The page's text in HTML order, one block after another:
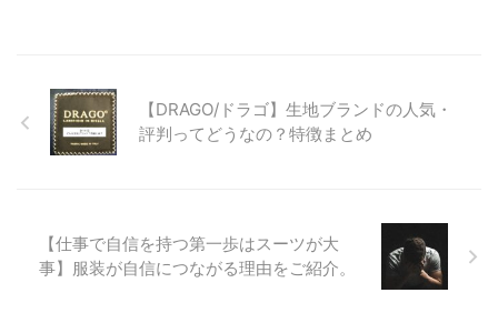
【DRAGO/ドラゴ】生地ブランドの人気・
評判ってどうなの？特徴まとめ
【仕事で自信を持つ第一歩はスーツが大
事】服装が自信につながる理由をご紹介。